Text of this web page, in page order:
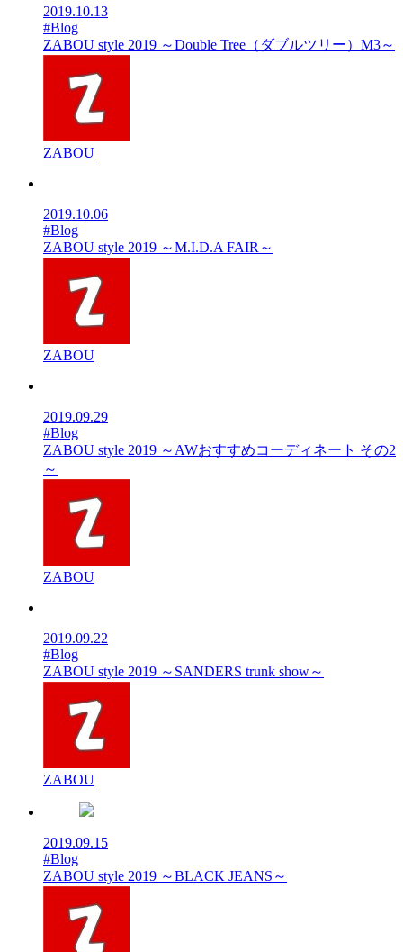
2019.10.13
#Blog
ZABOU style 2019 ～Double Tree（ダブルツリー）M3～
ZABOU
2019.10.06
#Blog
ZABOU style 2019 ～M.I.D.A FAIR～
ZABOU
2019.09.29
#Blog
ZABOU style 2019 ～AWおすすめコーディネート その2
～
ZABOU
2019.09.22
#Blog
ZABOU style 2019 ～SANDERS trunk show～
ZABOU
2019.09.15
#Blog
ZABOU style 2019 ～BLACK JEANS～